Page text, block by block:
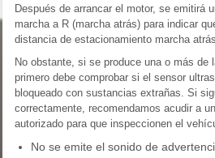
Después de arrancar el motor, se emitirá
marcha a R (marcha atrás) para indicar
distancia de estacionamiento marcha
No obstante, si se produce una o más de
primero debe comprobar si el sensor
bloqueado con sustancias extrañas. Si
correctamente, recomendamos acudir a
autorizado para que inspeccionen el
No se emite el sonido de